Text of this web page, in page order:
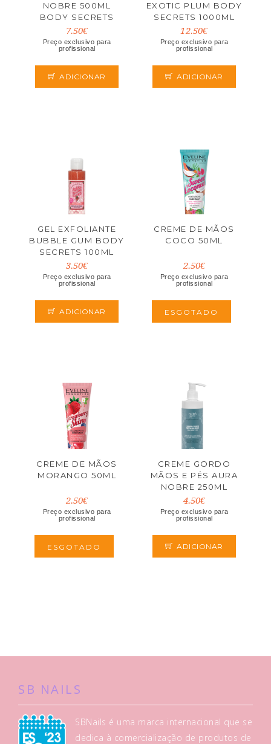
NOBRE 500ML
BODY SECRETS
7.50€
Preço exclusivo para
profissional
ADICIONAR
EXOTIC PLUM BODY
SECRETS 1000ML
12.50€
Preço exclusivo para
profissional
ADICIONAR
GEL EXFOLIANTE
BUBBLE GUM BODY
SECRETS 100ML
3.50€
Preço exclusivo para
profissional
ADICIONAR
CREME DE MÃOS
COCO 50ML
2.50€
Preço exclusivo para
profissional
ESGOTADO
CREME DE MÃOS
MORANGO 50ML
2.50€
Preço exclusivo para
profissional
ESGOTADO
CREME GORDO
MÃOS E PÉS AURA
NOBRE 250ML
BODY SECRETS
4.50€
Preço exclusivo para
profissional
ADICIONAR
SB NAILS
SBNails é uma marca internacional que se
dedica à comercialização de produtos de